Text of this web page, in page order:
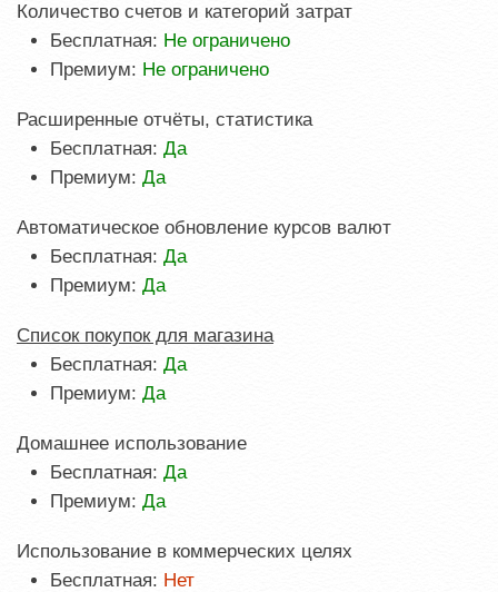
Количество счетов и категорий затрат
Бесплатная: Не ограничено
Премиум: Не ограничено
Расширенные отчёты, статистика
Бесплатная: Да
Премиум: Да
Автоматическое обновление курсов валют
Бесплатная: Да
Премиум: Да
Список покупок для магазина
Бесплатная: Да
Премиум: Да
Домашнее использование
Бесплатная: Да
Премиум: Да
Использование в коммерческих целях
Бесплатная: Нет